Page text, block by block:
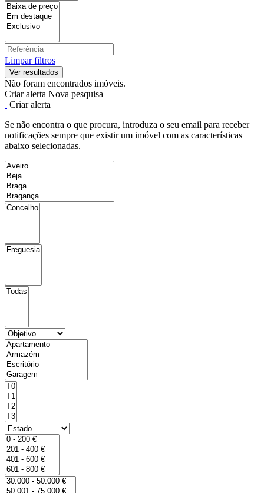
Limpar filtros
Não foram encontrados imóveis.
Criar alerta Nova pesquisa
Criar alerta
Se não encontra o que procura, introduza o seu email para receber
notificações sempre que existir um imóvel com as características
abaixo selecionadas.